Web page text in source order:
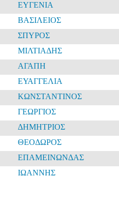
ΕΥΓΕΝΙΑ
ΒΑΣΙΛΕΙΟΣ
ΣΠΥΡΟΣ
ΜΙΛΤΙΑΔΗΣ
ΑΓΑΠΗ
ΕΥΑΓΓΕΛΙΑ
ΚΩΝΣΤΑΝΤΙΝΟΣ
ΓΕΩΡΓΙΟΣ
ΔΗΜΗΤΡΙΟΣ
ΘΕΟΔΩΡΟΣ
ΕΠΑΜΕΙΝΩΝΔΑΣ
ΙΩΑΝΝΗΣ